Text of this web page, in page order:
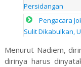
Persidangan
Pengacara
Sulit Dikabulkan,
Menurut Nadiem,
dirinya harus